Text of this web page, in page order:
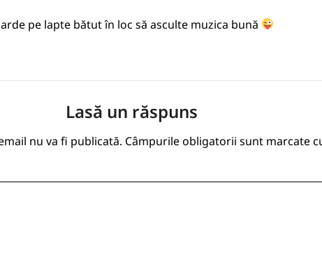
pe lapte bătut în loc să asculte muzica bună
Lasă un răspuns
nu va fi publicată. Câmpurile obligatorii sunt marcate